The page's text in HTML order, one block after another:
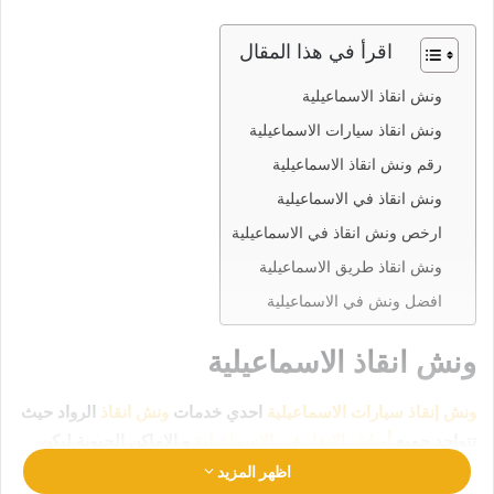
اقرأ في هذا المقال
ونش انقاذ الاسماعيلية
ونش انقاذ سيارات الاسماعيلية
رقم ونش انقاذ الاسماعيلية
ونش انقاذ في الاسماعيلية
ارخص ونش انقاذ في الاسماعيلية
ونش انقاذ طريق الاسماعيلية
افضل ونش في الاسماعيلية
ونش انقاذ الاسماعيلية
ونش إنقاذ سيارات الاسماعيلية احدي خدمات ونش انقاذ الرواد حيث
انقاذ سيارتك في امان تام وراحة رقم ونش انقاذ الاسماعيلية
اظهر المزيد